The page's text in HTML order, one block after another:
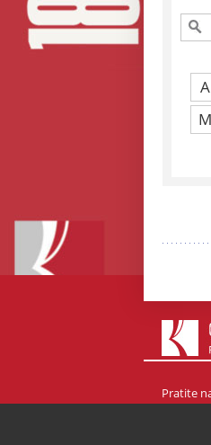
A
M
Pratite
2012.